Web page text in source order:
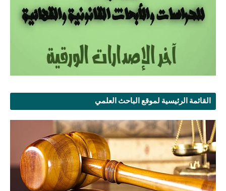
القائمة الرئيسية لموقع الباحث العلمي